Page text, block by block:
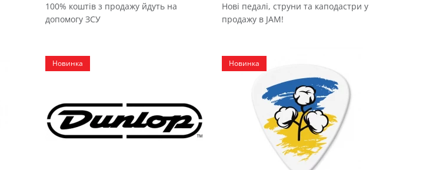
100% коштів з продажу йдуть на
допомогу ЗСУ
Нові педалі, струни та каподастри у
продажу в JAM!
Новинка Новинка